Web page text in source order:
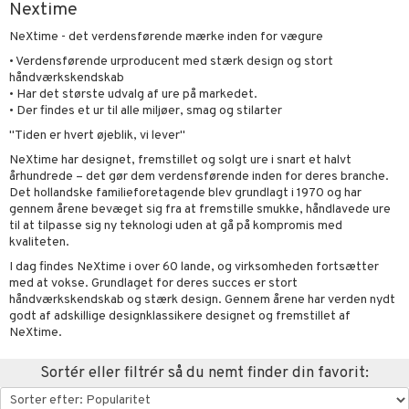
Nextime
NeXtime - det verdensførende mærke inden for vægure
• Verdensførende urproducent med stærk design og stort
håndværkskendskab
• Har det største udvalg af ure på markedet.
• Der findes et ur til alle miljøer, smag og stilarter
"Tiden er hvert øjeblik, vi lever"
NeXtime har designet, fremstillet og solgt ure i snart et halvt
århundrede – det gør dem verdensførende inden for deres branche.
Det hollandske familieforetagende blev grundlagt i 1970 og har
gennem årene bevæget sig fra at fremstille smukke, håndlavede ure
til at tilpasse sig ny teknologi uden at gå på kompromis med
kvaliteten.
I dag findes NeXtime i over 60 lande, og virksomheden fortsætter
med at vokse. Grundlaget for deres succes er stort
håndværkskendskab og stærk design. Gennem årene har verden nydt
godt af adskillige designklassikere designet og fremstillet af
NeXtime.
Sortér eller filtrér så du nemt finder din favorit:
Art& Hylder
& Kroge
& Kurve
Køkken
& Cocktailglas
& Avecglas
& Cognacglas
Kasseroller
& Bageforme
Karafler
& Strygestål
& Elpiskere
Te & Espresso
maskiner
& Elkedel
Krus
Kroge
& Kurve
& Pudebetræk
& Dyner
Plaider
& Hovepudebetræk
& Dyner
Plaider
mod myg & insekter
& Foderhuse
& svar